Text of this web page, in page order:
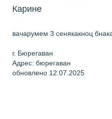
Карине
вачарумем 3 сенякакноц
г. Бюрегаван
Адрес: бюрегаван
обновлено 12.07.2025